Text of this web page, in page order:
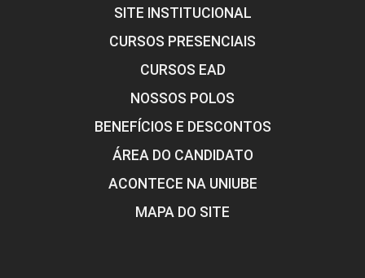
Diretrizes de Planejamento para as
10h
SITE INSTITUCIONAL
CURSOS PRESENCIAIS
CURSOS EAD
NOSSOS POLOS
BENEFÍCIOS E DESCONTOS
ÁREA DO CANDIDATO
ACONTECE NA UNIUBE
MAPA DO SITE